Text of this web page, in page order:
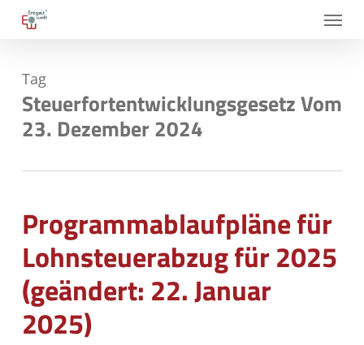
Skip
content
Menu
Tag
Steuerfortentwicklungsgesetz Vom
23. Dezember 2024
Programmablaufpläne für
Lohnsteuerabzug für 2025
(geändert: 22. Januar
2025)